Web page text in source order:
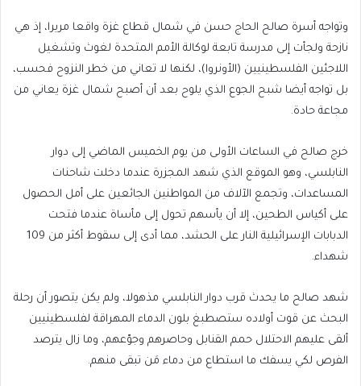
وتواجه أسرة صالح الحاج حسن في شمال قطاع غزة واقعا مريرا، إذ هي
نازحة ولجأت إلى مدرسة تابعة لوكالة الأمم المتحدة لغوث وتشغيل
اللاجئين الفلسطينيين (الأونروا)، لكنها لا تعاني من خطر النزوح فحسب،
بل تواجه أيضا شبح الجوع الذي يلوح بعد أن أصبح شمال غزة يعاني من
مجاعة حادة.
خرج صالح في الساعات الأولى من يوم الخميس الماضي إلى دوار
النابلسي، وهو الموقع الذي شهد المجزرة عندما دخلت شاحنات
المساعدات، وتجمع الآلاف من المواطنين الجائعين على أمل الحصول
على أكياس الطحين، إلا أن يأسهم تحول إلى مأساة عندما فتحت
الدبابات الإسرائيلية النار على الحشد، مما أدى إلى سقوط أكثر من 109
شهداء.
شهد صالح ما يحدث قرب دوار النابلسي مذهولا، ولم يكن يتصور أن رحلة
البحث عن قوت أولاده ستصطبغ بلون الدماء المهراقة لفلسطينيين
ألقى عليهم الاحتلال حمم القنابل وحاصرهم وجوّعهم، وما زال يترصد
الفرص لكي يسفك ما استطاع من دماء مَن تبقى منهم.